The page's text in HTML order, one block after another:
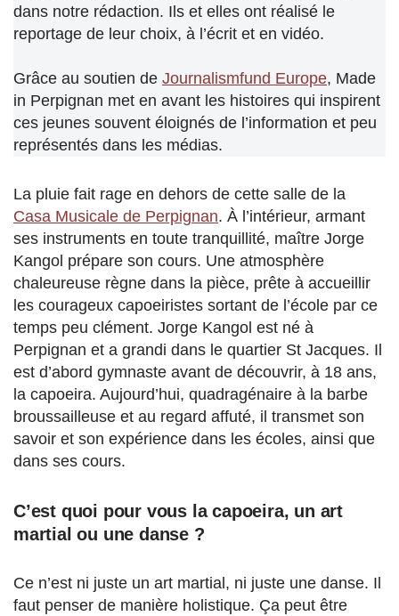
dans notre rédaction. Ils et elles ont réalisé le
reportage de leur choix, à l’écrit et en vidéo.
Grâce au soutien de Journalismfund Europe, Made
in Perpignan met en avant les histoires qui inspirent
ces jeunes souvent éloignés de l’information et peu
représentés dans les médias.
La pluie fait rage en dehors de cette salle de la
Casa Musicale de Perpignan. À l’intérieur, armant
ses instruments en toute tranquillité, maître Jorge
Kangol prépare son cours. Une atmosphère
chaleureuse règne dans la pièce, prête à accueillir
les courageux capoeiristes sortant de l’école par ce
temps peu clément. Jorge Kangol est né à
Perpignan et a grandi dans le quartier St Jacques. Il
est d’abord gymnaste avant de découvrir, à 18 ans,
la capoeira. Aujourd’hui, quadragénaire à la barbe
broussailleuse et au regard affuté, il transmet son
savoir et son expérience dans les écoles, ainsi que
dans ses cours.
C’est quoi pour vous la capoeira, un art
martial ou une danse ?
Ce n’est ni juste un art martial, ni juste une danse. Il
faut penser de manière holistique. Ça peut être